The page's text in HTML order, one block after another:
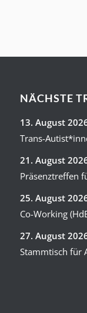
NÄCHSTE
13. August
Trans-
21. August
Präsenztreffen
25. August
Co-Working
27. August
Stammtisch für